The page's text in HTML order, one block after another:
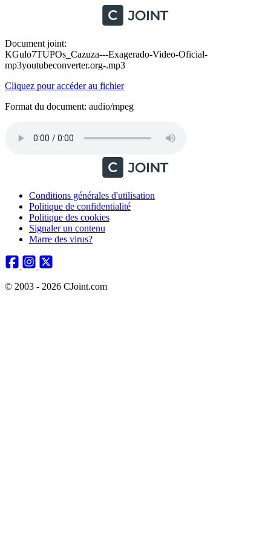
Document joint:
KGulo7TUPOs_Cazuza---Exagerado-Video-Oficial-
mp3youtubeconverter.org-.mp3
Cliquez pour accéder au fichier
Format du document: audio/mpeg
Conditions générales d'utilisation
Politique de confidentialité
Politique des cookies
Signaler un contenu
Marre des virus?
© 2003 - 2026 CJoint.com